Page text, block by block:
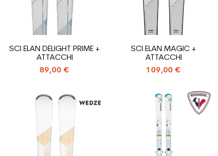
SCI ELAN DELIGHT PRIME +
ATTACCHI
89,00 €
SCI ELAN MAGIC +
ATTACCHI
109,00 €